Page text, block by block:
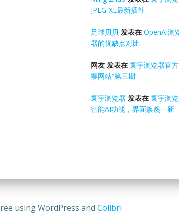
JPEG-XL最新插件
足球贝贝 发表在 OpenAI浏
器的优缺点对比
网友 发表在 寰宇浏览器官
寨网站“第三期”
寰宇浏览器 发表在 寰宇浏
智能AI功能，界面焕然一新
using WordPress and Colibri